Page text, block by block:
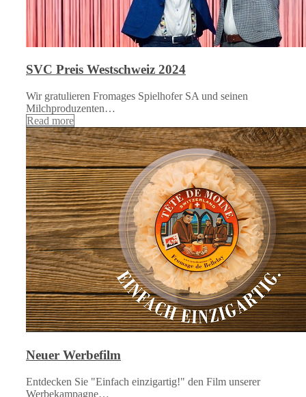
SVC Preis Westschweiz 2024
Wir gratulieren Fromages Spielhofer SA und seinen
Milchproduzenten…
Read more
Neuer Werbefilm
Entdecken Sie "Einfach einzigartig!" den Film unserer
Werbekampagne…